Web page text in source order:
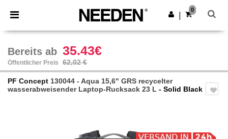
× Needen App
Bessere Preise in der App!
App holen
0
Bereits ab 35.43€
Öffentlicher Preis 62,02 €
PF Concept 130044 - Aqua 15,6" GRS recycelter
wasserabweisender Laptop-Rucksack 23 L - Solid Black